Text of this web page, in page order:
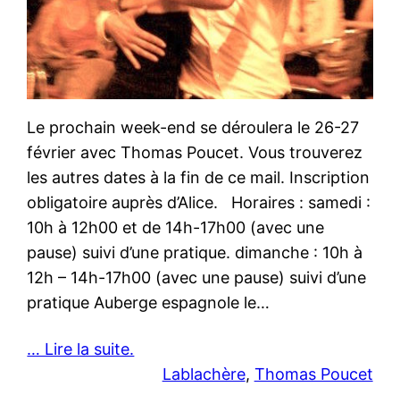
Le prochain week-end se déroulera le 26-27
février avec Thomas Poucet. Vous trouverez
les autres dates à la fin de ce mail. Inscription
obligatoire auprès d’Alice. Horaires : samedi :
10h à 12h00 et de 14h-17h00 (avec une
pause) suivi d’une pratique. dimanche : 10h à
12h – 14h-17h00 (avec une pause) suivi d’une
pratique Auberge espagnole le…
… Lire la suite.
Lablachère, Thomas Poucet